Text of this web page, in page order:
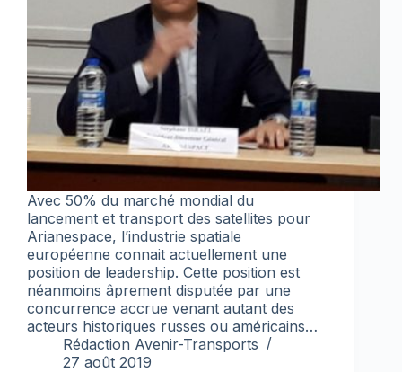
Avec 50% du marché mondial du
lancement et transport des satellites pour
Arianespace, l’industrie spatiale
européenne connait actuellement une
position de leadership. Cette position est
néanmoins âprement disputée par une
concurrence accrue venant autant des
acteurs historiques russes ou américains…
Rédaction Avenir-Transports
27 août 2019